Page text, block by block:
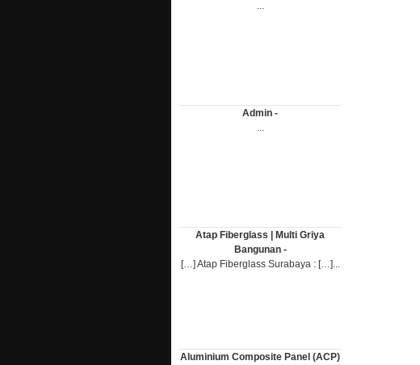
...
Admin -
...
Atap Fiberglass | Multi Griya
Bangunan -
[…] Atap Fiberglass Surabaya : […]...
Aluminium Composite Panel (ACP)